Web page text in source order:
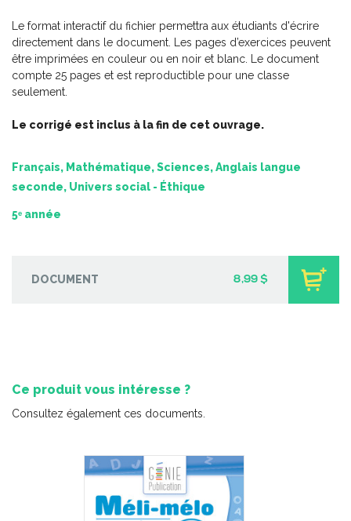
Petits nutritionnistes 2
Le format interactif du fichier permettra aux étudiants d'écrire
directement dans le document. Les pages d’exercices peuvent
être imprimées en couleur ou en noir et blanc. Le document
compte 25 pages et est reproductible pour une classe
seulement.
Le corrigé est inclus à la fin de cet ouvrage.
Français, Mathématique, Sciences, Anglais langue
seconde, Univers social - Éthique
5ᵉ année
DOCUMENT 8,99 $
Ce produit vous intéresse ?
Consultez également ces documents.